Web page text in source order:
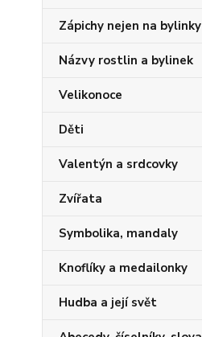
Zápichy nejen na bylinky
Názvy rostlin a bylinek
Velikonoce
Děti
Valentýn a srdcovky
Zvířata
Symbolika, mandaly
Knoflíky a medailonky
Hudba a její svět